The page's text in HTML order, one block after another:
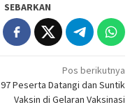
SEBARKAN
Pos berikutnya
97 Peserta Datangi dan Suntik
Vaksin di Gelaran Vaksinasi